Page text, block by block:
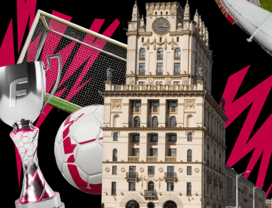
Это лето громко начнется
с грандиозного события в мировом
футболе — чемпионата мира.
С 11 июня по 19 июля в США, Канаде
и Мексике пройдет главный
спортивный турнир четырехлетия,
где сойдутся сильнейшие
национальные сборные со всей